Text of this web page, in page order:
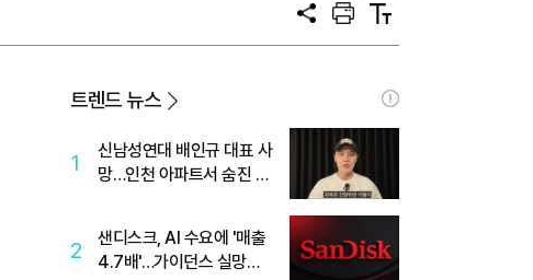
공
프
트
텍
트
트렌드 뉴스
1
신남성연대 배인규 대표 사
망…인천 아파트서 숨진 채
2
샌디스크, AI 수요에 '매출
4.7배'…가이던스 실망에